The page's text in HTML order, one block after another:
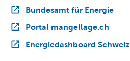
Bundesamt für Energie
Portal mangellage.ch
Energiedashboard Schweiz